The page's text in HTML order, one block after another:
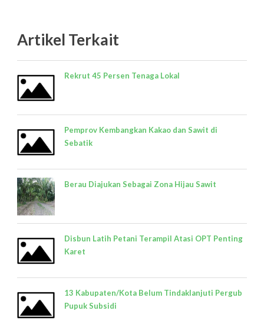
Artikel Terkait
Rekrut 45 Persen Tenaga Lokal
Pemprov Kembangkan Kakao dan Sawit di
Sebatik
Berau Diajukan Sebagai Zona Hijau Sawit
Disbun Latih Petani Terampil Atasi OPT Penting
Karet
13 Kabupaten/Kota Belum Tindaklanjuti Pergub
Pupuk Subsidi